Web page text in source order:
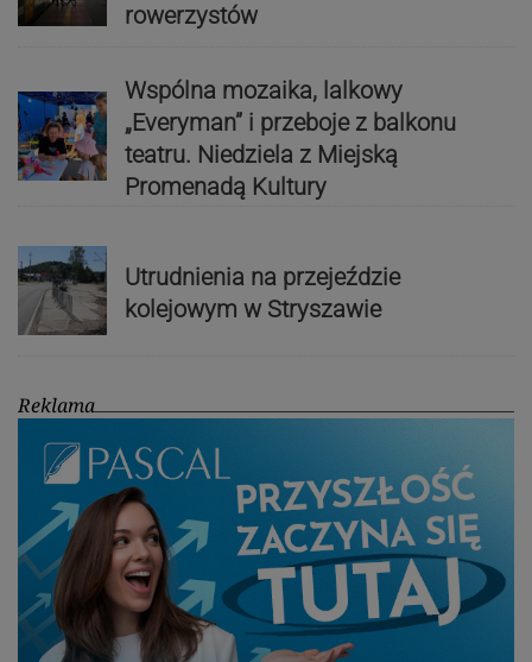
rowerzystów
Wspólna mozaika, lalkowy
„Everyman” i przeboje z balkonu
teatru. Niedziela z Miejską
Promenadą Kultury
Utrudnienia na przejeździe
kolejowym w Stryszawie
Reklama